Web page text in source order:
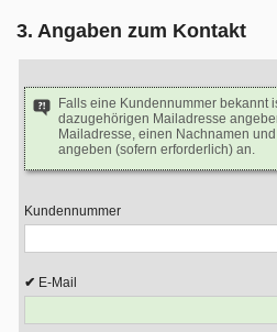
3. Angaben zum Kontakt
Falls eine Kundennummer bekannt
dazugehörigen Mailadresse
Mailadresse, einen Nachnamen
angeben (sofern erforderlich) an.
Kundennummer
E-Mail